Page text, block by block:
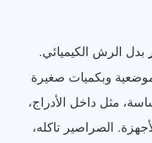
بدل الرش الكيميائي.
وبكميات صغيرة
مثل داخل الأدراج،
الصراصير تاكله،